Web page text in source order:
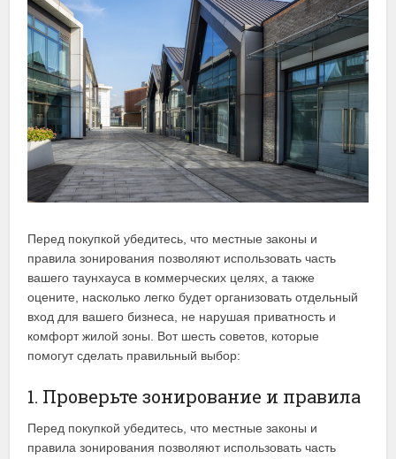
Перед покупкой убедитесь, что местные законы и
правила зонирования позволяют использовать часть
вашего таунхауса в коммерческих целях, а также
оцените, насколько легко будет организовать отдельный
вход для вашего бизнеса, не нарушая приватность и
комфорт жилой зоны. Вот шесть советов, которые
помогут сделать правильный выбор:
1. Проверьте зонирование и правила
Перед покупкой убедитесь, что местные законы и
правила зонирования позволяют использовать часть